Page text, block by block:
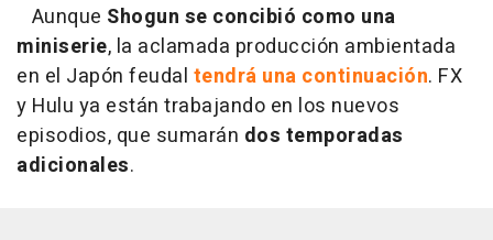
Aunque Shogun se concibió como una
miniserie, la aclamada producción ambientada
en el Japón feudal tendrá una continuación. FX
y Hulu ya están trabajando en los nuevos
episodios, que sumarán dos temporadas
adicionales.